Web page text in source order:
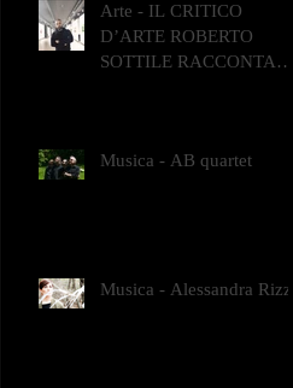
Arte - IL CRITICO
D’ARTE ROBERTO
SOTTILE RACCONTA
Musica - AB quartet
Musica - Alessandra Rizzo